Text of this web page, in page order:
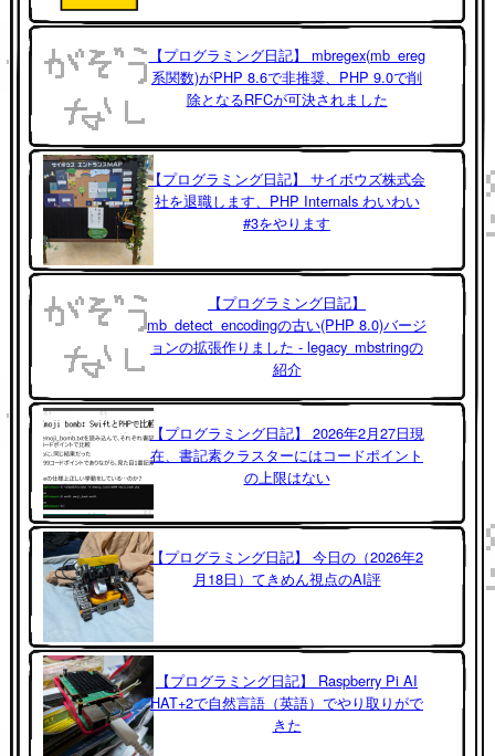
【プログラミング日記】 mbregex(mb_ereg
系関数)がPHP 8.6で非推奨、PHP 9.0で削
除となるRFCが可決されました
【プログラミング日記】 サイボウズ株式会
社を退職します、PHP Internals わいわい
#3をやります
【プログラミング日記】
mb_detect_encodingの古い(PHP 8.0)バージ
ョンの拡張作りました - legacy_mbstringの
紹介
【プログラミング日記】 2026年2月27日現
在、書記素クラスターにはコードポイント
の上限はない
【プログラミング日記】 今日の（2026年2
月18日）てきめん視点のAI評
【プログラミング日記】 Raspberry Pi AI
HAT+2で自然言語（英語）でやり取りがで
きた